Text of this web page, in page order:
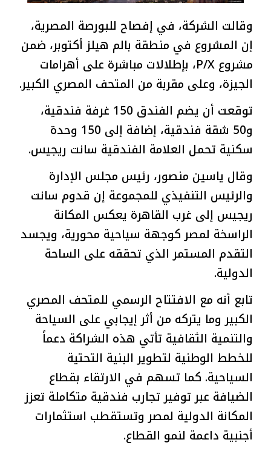
وقالت الشركة، في إفصاح للبورصة المصرية،
إن المشروع في منطقة بالم هيلز أكتوبر، ضمن
مشروع P/X، بإطلالات مباشرة على أهرامات
الجيزة، وعلى مقربة من المتحف المصري الكبير.
توقعت أن يضم الفندق 150 غرفة فندقية،
و50 شقة فندقية، إضافة إلى 150 وحدة
سكنية تحمل العلامة الفندقية سانت ريجيس.
وقال ياسين منصور، رئيس مجلس الإدارة
والرئيس التنفيذي للمجموعة إن قدوم سانت
ريجيس إلى غرب القاهرة يعكس المكانة
الراسخة لمصر كوجهة سياحية محورية، ويجسد
التقدم المستمر الذي تحققه على الساحة
الدولية.
تابع أنه مع الافتتاح الرسمي للمتحف المصري
الكبير وما يتركه من أثر إيجابي على السياحة
والتنمية الثقافية تأتي هذه الشراكة دعماً
للخطط الوطنية لتطوير البنية التحتية
السياحية. كما تسهم في الارتقاء بقطاع
الضيافة عبر توفير تجارب فندقية متكاملة تعزز
المكانة الدولية لمصر وتستقطب استثمارات
أجنبية داعمة لنمو القطاع.